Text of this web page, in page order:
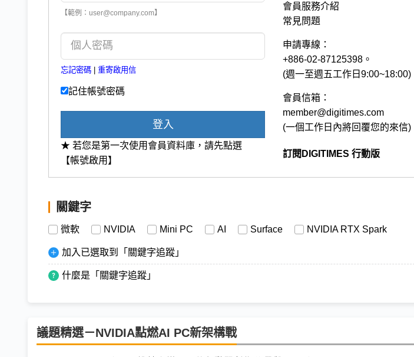
【範例：user@company.com】
忘記密碼 重寄啟用信
記住帳號密碼
登入
★ 若您是第一次使用會員資料庫，請先點選
【帳號啟用】
會員服務介紹
常見問題
申請專線：
+886-02-87125398。
(週一至週五工作日9:00~18:00)
會員信箱：
member@digitimes.com
(一個工作日內將回覆您的來信)
訂閱DIGITIMES 行動版
關鍵字
微軟 NVIDIA Mini PC AI Surface NVIDIA RTX Spark
加入已選取到「關鍵字追蹤」
什麼是「關鍵字追蹤」
議題精選－NVIDIA點燃AI PC新架構戰